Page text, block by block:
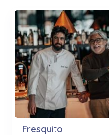
Fresquito